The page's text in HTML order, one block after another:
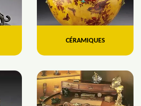
CÉRAMIQUES